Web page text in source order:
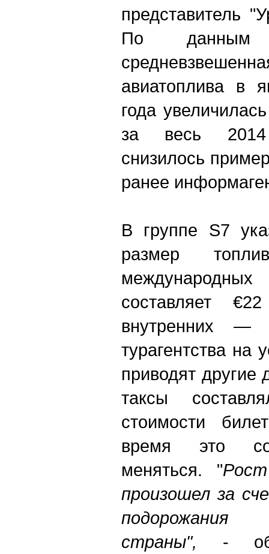
представитель
По данным
авиатоплива в
года
за весь 2014
снизилось
ранее
В группе S7
размер
составляет
внутренних
турагентства на
приводят
таксы
стоимости
время это
меняться. "
произошел за
страны", -